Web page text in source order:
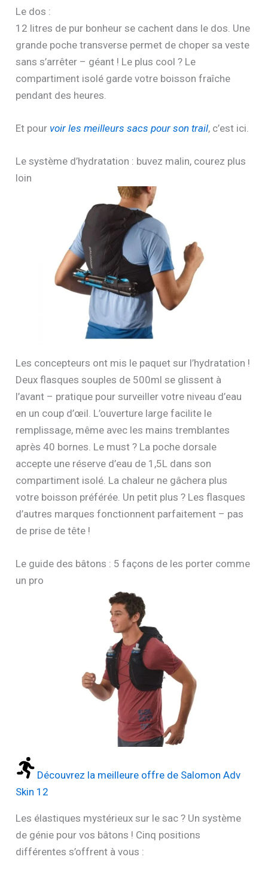
Le dos :
12 litres de pur bonheur se cachent dans le dos. Une
grande poche transverse permet de choper sa veste
sans s’arrêter – géant ! Le plus cool ? Le
compartiment isolé garde votre boisson fraîche
pendant des heures.
Et pour voir les meilleurs sacs pour son trail, c’est ici.
Le système d’hydratation : buvez malin, courez plus
loin
Les concepteurs ont mis le paquet sur l’hydratation !
Deux flasques souples de 500ml se glissent à
l’avant – pratique pour surveiller votre niveau d’eau
en un coup d’œil. L’ouverture large facilite le
remplissage, même avec les mains tremblantes
après 40 bornes. Le must ? La poche dorsale
accepte une réserve d’eau de 1,5L dans son
compartiment isolé. La chaleur ne gâchera plus
votre boisson préférée. Un petit plus ? Les flasques
d’autres marques fonctionnent parfaitement – pas
de prise de tête !
Le guide des bâtons : 5 façons de les porter comme
un pro
Découvrez la meilleure offre de Salomon Adv
Skin 12
Les élastiques mystérieux sur le sac ? Un système
de génie pour vos bâtons ! Cinq positions
différentes s’offrent à vous :